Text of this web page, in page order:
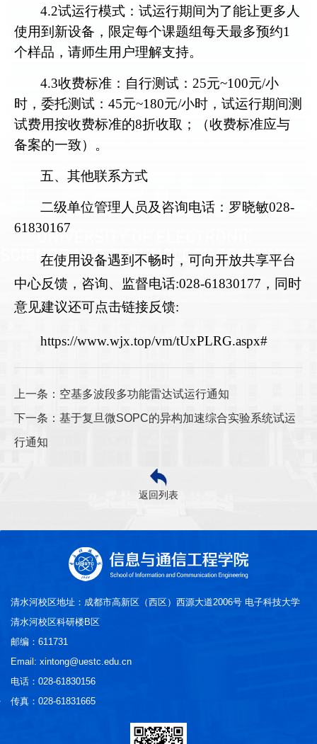
4.2试运行模式：试运行期间为了能让更多人
使用到新设备，限定每个课题组每天最多预约1
个样品，请师生用户理解支持。
4.3收费标准： 自行测试： 25元~100元/小
时 ，委托测试： 45元~180元/小时， 试运行期间测
试费用按收费标准的8折收取；（收费标准应与
备案的一致）。
五、其他联系方式
二级单位管理人员及咨询电话： 罗晓敏028-
61830167
在使用设备遇到不畅时，可向开放共享平台
中心反馈，咨询、监督电话:028-61830177 ，同时
意见建议还可点击链接反馈:
https://www.wjx.top/vm/tUxPLRG.aspx#
上一条：空基多波段多功能雷达试运行通知
下一条：基于复旦微SOPC的异构加速综合实验系统试运
行通知
返回列表
清水河校区地址：成都市高新区（西区）西源大道2006号 电子科技大学
清水河校区科研楼B区
邮编：611731
Email: xintong@uestc.edu.cn
电话：028-61830156
传真：028-61831665